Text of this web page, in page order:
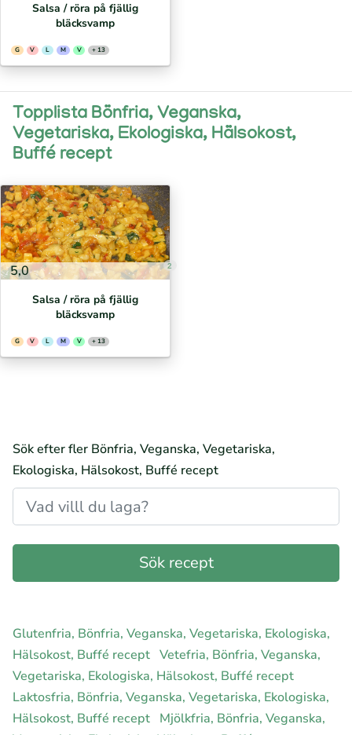
Salsa / röra på fjällig
bläcksvamp
G V L M V + 13
Topplista Bönfria, Veganska,
Vegetariska, Ekologiska, Hälsokost,
Buffé recept
5,0 2
Salsa / röra på fjällig
bläcksvamp
G V L M V + 13
Sök efter fler Bönfria, Veganska, Vegetariska,
Ekologiska, Hälsokost, Buffé recept
Glutenfria, Bönfria, Veganska, Vegetariska, Ekologiska,
Hälsokost, Buffé recept Vetefria, Bönfria, Veganska,
Vegetariska, Ekologiska, Hälsokost, Buffé recept
Laktosfria, Bönfria, Veganska, Vegetariska, Ekologiska,
Hälsokost, Buffé recept Mjölkfria, Bönfria, Veganska,